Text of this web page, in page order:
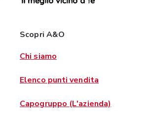
Scopri A&O
Chi siamo
Elenco punti vendita
Capogruppo (L'azienda)